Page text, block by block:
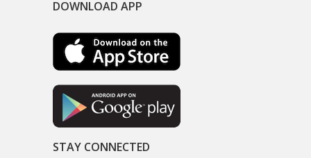
DOWNLOAD APP
STAY CONNECTED